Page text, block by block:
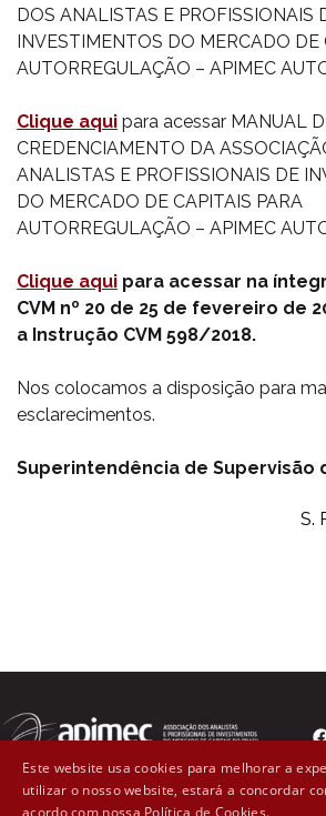
DOS ANALISTAS E PROFISSIONAIS
INVESTIMENTOS DO MERCADO DE
AUTORREGULAÇÃO – APIMEC
Clique aqui para acessar MANUAL
CREDENCIAMENTO DA
ANALISTAS E PROFISSIONAIS DE
DO MERCADO DE CAPITAIS PARA
AUTORREGULAÇÃO – APIMEC
Clique aqui para acessar na
CVM nº 20 de 25 de fevereiro de
a Instrução CVM 598/2018.
Nos colocamos a disposição para
esclarecimentos.
Superintendência de Supervisão
S.
Rua Líbero Badaró, 300 - 2º andar
Este website usa cookies para melhorar a
utilizar o nosso website, estará a concordar
acordo com nossa Política de Cookies.